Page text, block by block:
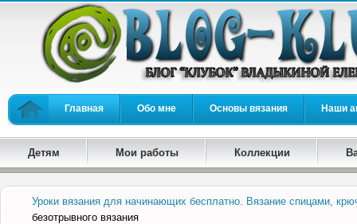
Главная Обо мне Основы вязания Наши
Детям Мои работы Коллекции
Уроки вязания для начинающих бесплатно. Вязание спицами,
безотрывного вязания